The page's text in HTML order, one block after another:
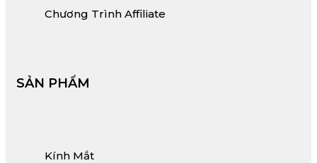
Chương Trình Affiliate
SẢN PHẨM
Kính Mắt